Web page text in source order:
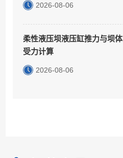
2026-08-06
柔性液压坝液压缸推力与坝体
受力计算
2026-08-06